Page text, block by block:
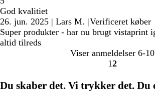
God kvalitiet
26. jun. 2025 | Lars M. |Verificeret køber
Super produkter - har nu brugt vistaprint
altid tilreds
Viser anmeldelser 6-10
Gå
side
1 Gå
side
2
Du skaber det. Vi trykker det. Du